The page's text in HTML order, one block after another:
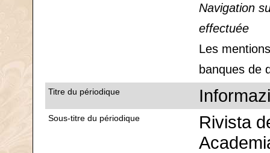
Navigation
effectuée
Les
banques de
Titre du périodique
Sous-titre du périodique
Rivista